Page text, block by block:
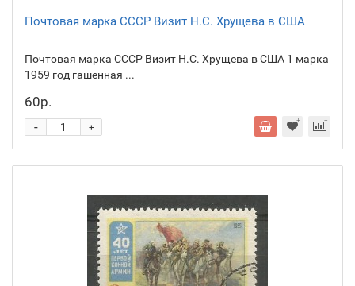
Почтовая марка СССР Визит Н.С. Хрущева в США
Почтовая марка СССР Визит Н.С. Хрущева в США 1 марка
1959 год гашенная ...
60р.
+
-